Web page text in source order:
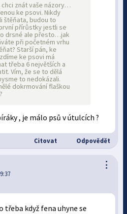
chci znát vaše názory…
ke psovi. Nikdy
štěňata, budou to
přírůstky jestli se
drsné ale přesto…jak
při početném vrhu
Starší pán, ke
ke psovi má
třeba 6 největších a
Vím, že se to dělá
to nedokázali.
dokrmování flaškou
, je málo psů v útulcích ?
Citovat Odpovědět
⋮
třeba když fena uhyne se